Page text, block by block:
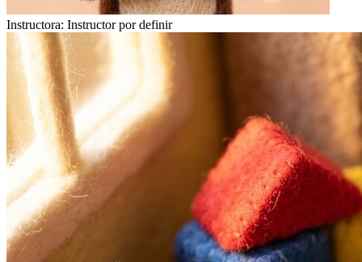
Instructora: Instructor por definir